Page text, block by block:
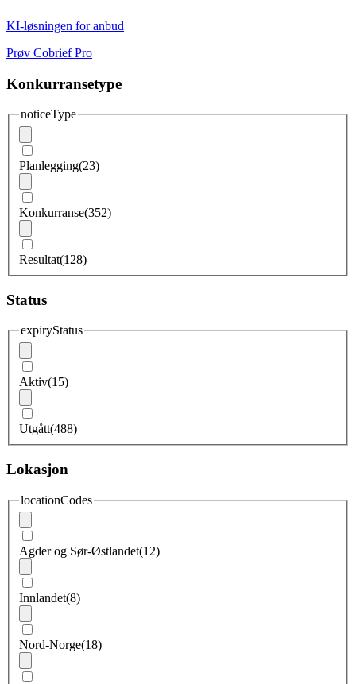
KI-løsningen for anbud
Prøv Cobrief Pro
Konkurransetype
noticeType
Planlegging(23)
Konkurranse(352)
Resultat(128)
Status
expiryStatus
Aktiv(15)
Utgått(488)
Lokasjon
locationCodes
Agder og Sør-Østlandet(12)
Innlandet(8)
Nord-Norge(18)